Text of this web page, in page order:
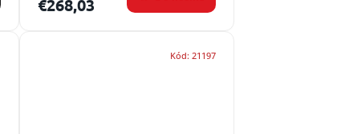
€268,03
Kód: 21197